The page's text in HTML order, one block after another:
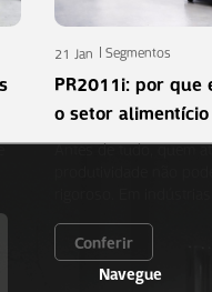
21 Jan Segmentos
PR2011i: por que
o setor alimentício
Antes de tudo, quem
Conferir
Navegue